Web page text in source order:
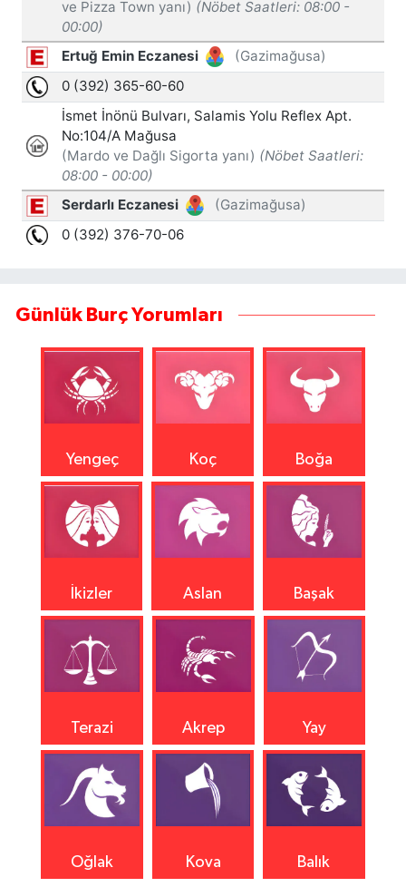
Günlük Burç Yorumları
Yengeç Koç Boğa
İkizler Aslan Başak
Terazi Akrep Yay
Oğlak Kova Balık